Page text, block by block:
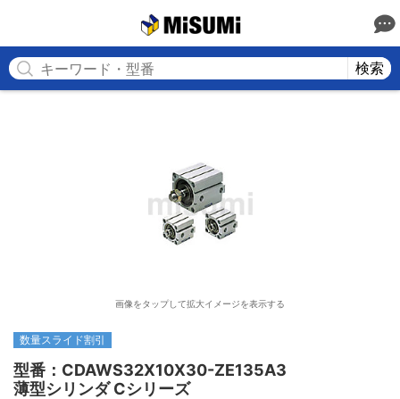
検索
画像をタップして拡大イメージを表示する
数量スライド割引
型番：CDAWS32X10X30-ZE135A3
薄型シリンダ Cシリーズ